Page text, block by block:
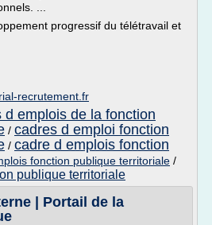
...
progressif du télétravail et
recrutement.fr
d emplois de la fonction
/ cadres d emploi fonction
/ cadre d emplois fonction
fonction publique territoriale /
publique territoriale
| Portail de la